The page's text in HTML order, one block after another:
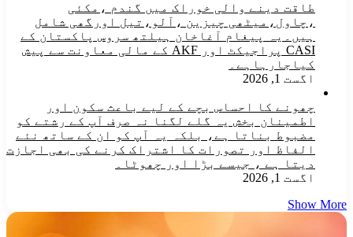
طاقت دینے والی خوراک میں گندم ،مکئی
،چاول،میٹھی چیزین ،آلو،تیل اورگھی شامل
ہیں۔یہ پیغام آغاخان ہیلتھ سروس پاکستان کے
CASI پراجیکٹ اور AKF کے مالی معاونت سے پیش
کیاجارہاہے۔
اگست 1, 2026
چھونے کا احساس بچے کے لیے باعث سکون اور
اطمینان بخش یہ گلے لگنا نہ صرف آپ کے رشتے کو
مضبوط بناتا ہے، بلکہ یہ آپ کو ان کے ساتھ نئے
الفاظ اور تصورات کا اشتراک کرنے کی بھی اجازت
دیتا ہے ، جیسے بڑا اور چھوٹا۔
اگست 1, 2026
Show More